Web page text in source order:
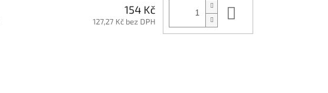
154 Kč
127,27 Kč bez DPH